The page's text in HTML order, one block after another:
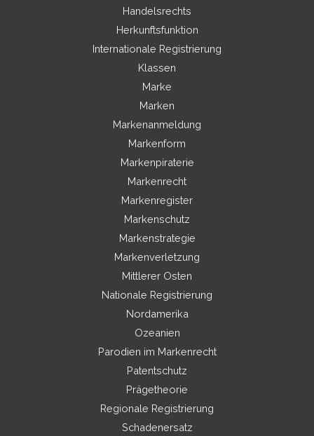
Handelsrechts
Herkunftsfunktion
Internationale Registrierung
Klassen
Marke
Marken
Markenanmeldung
Markenform
Markenpiraterie
Markenrecht
Markenregister
Markenschutz
Markenstrategie
Markenverletzung
Mittlerer Osten
Nationale Registrierung
Nordamerika
Ozeanien
Parodien im Markenrecht
Patentschutz
Prägetheorie
Regionale Registrierung
Schadenersatz